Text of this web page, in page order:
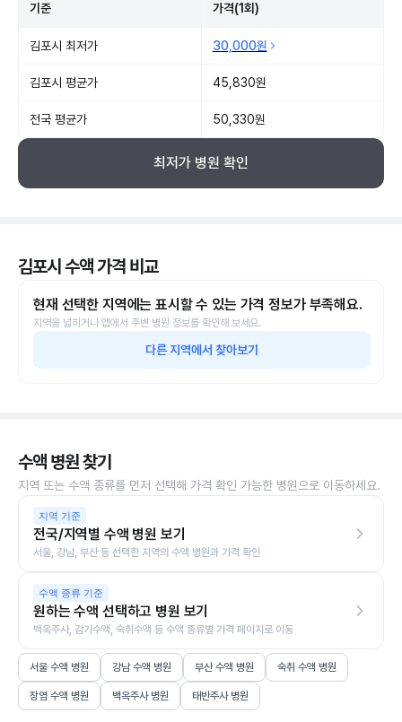
기준 가격(1회)
김포시 최저가 30,000원
김포시 평균가 45,830원
전국 평균가 50,330원
최저가 병원 확인
김포시 수액 가격 비교
현재 선택한 지역에는 표시할 수 있는 가격 정보가 부족해요.
지역을 넓히거나 앱에서 주변 병원 정보를 확인해 보세요.
다른 지역에서 찾아보기
수액 병원 찾기
지역 또는 수액 종류를 먼저 선택해 가격 확인 가능한 병원으로 이동하세요.
지역 기준
전국/지역별 수액 병원 보기
서울, 강남, 부산 등 선택한 지역의 수액 병원과 가격 확인
수액 종류 기준
원하는 수액 선택하고 병원 보기
백옥주사, 감기수액, 숙취수액 등 수액 종류별 가격 페이지로 이동
서울 수액 병원 강남 수액 병원 부산 수액 병원 숙취 수액 병원
장염 수액 병원 백옥주사 병원 태반주사 병원